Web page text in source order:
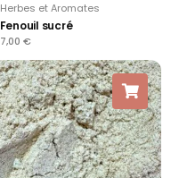
Herbes et Aromates
Fenouil sucré
7,00 €